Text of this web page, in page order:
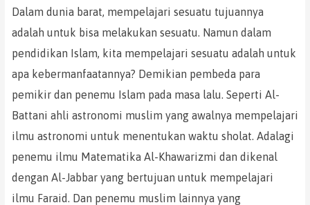
Dalam dunia barat, mempelajari sesuatu tujuannya
adalah untuk bisa melakukan sesuatu. Namun dalam
pendidikan Islam, kita mempelajari sesuatu adalah untuk
apa kebermanfaatannya? Demikian pembeda para
pemikir dan penemu Islam pada masa lalu. Seperti Al-
Battani ahli astronomi muslim yang awalnya mempelajari
ilmu astronomi untuk menentukan waktu sholat. Adalagi
penemu ilmu Matematika Al-Khawarizmi dan dikenal
dengan Al-Jabbar yang bertujuan untuk mempelajari
ilmu Faraid. Dan penemu muslim lainnya yang